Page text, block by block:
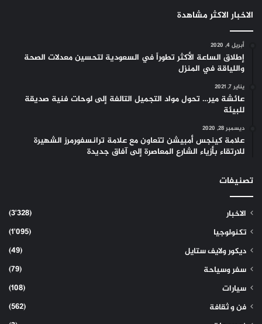
الاخبار الاكثر مشاهدة
أبريل 4, 2020
إطلاق الساعة الأكثر تطوراً في السعودية لتحسين معدلات الصحة
واللياقة في المنزل
يناير 7, 2021
عائشة مير… تحول مواد التجميل التالفة إلى لوحات فنية صديقة
للبيئة
ديسمبر 28, 2020
علامة كينجس أمبيشن تتعاون مع علامة ترانسفورمرز الشهيرة
للارتقاء بأزياء الشارع المعاصرة إلى آفاق جديدة
تصنيفات
الاخبار
(3٬328)
تكنولوجيا
(1٬095)
ديكور ولايف ستايل
(49)
سفر وسياحة
(79)
سيارات
(108)
فن و ثقافة
(562)